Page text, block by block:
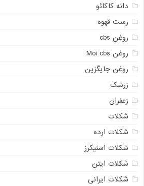
دانه کاکائو
رست قهوه
روغن cbs
روغن Moi cbs
روغن جایگزین
زرشک
زعفران
شکلات
شکلات ارده
شکلات اسنیکرز
شکلات ایتن
شکلات ایرانی